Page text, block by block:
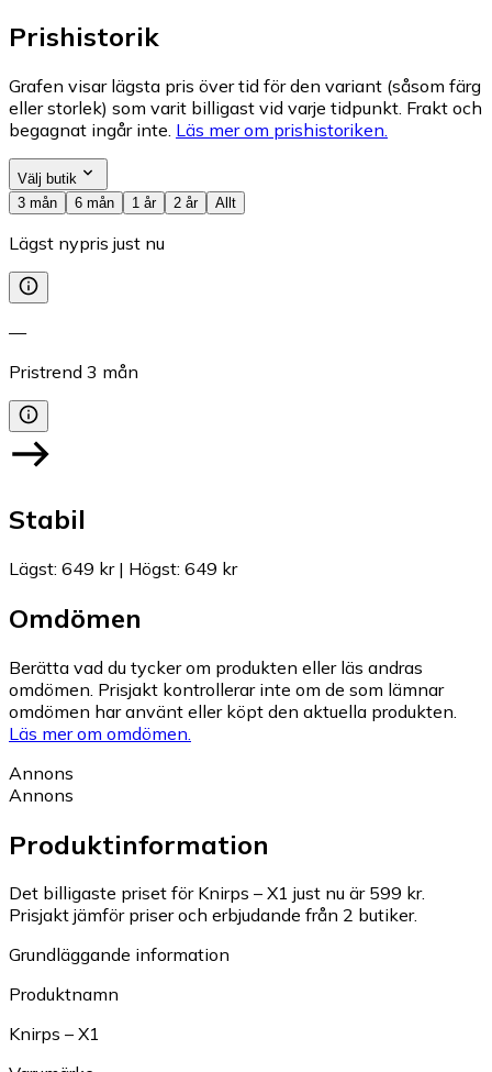
Prishistorik
Grafen visar lägsta pris över tid för den variant (såsom färg
eller storlek) som varit billigast vid varje tidpunkt. Frakt och
begagnat ingår inte. Läs mer om prishistoriken.
Välj butik
3 mån
6 mån 1 år 2 år Allt
Lägst nypris just nu
—
Pristrend 3 mån
Stabil
Lägst: 649 kr| Högst: 649 kr
Omdömen
Berätta vad du tycker om produkten eller läs andras
omdömen. Prisjakt kontrollerar inte om de som lämnar
omdömen har använt eller köpt den aktuella produkten.
Läs mer om omdömen.
Annons
Annons
Produktinformation
Det billigaste priset för Knirps – X1 just nu är 599 kr.
Prisjakt jämför priser och erbjudande från 2 butiker.
Grundläggande information
Produktnamn
Knirps – X1